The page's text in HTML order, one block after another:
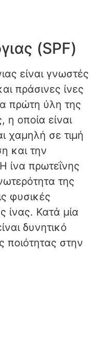
(SPF)
είναι γνωστές
πράσινες ίνες
πρώτη ύλη της
η οποία είναι
χαμηλή σε τιμή
και την
πρωτεΐνης
της
φυσικές
ίνας. Κατά μία
δυνητικό
ποιότητας στην